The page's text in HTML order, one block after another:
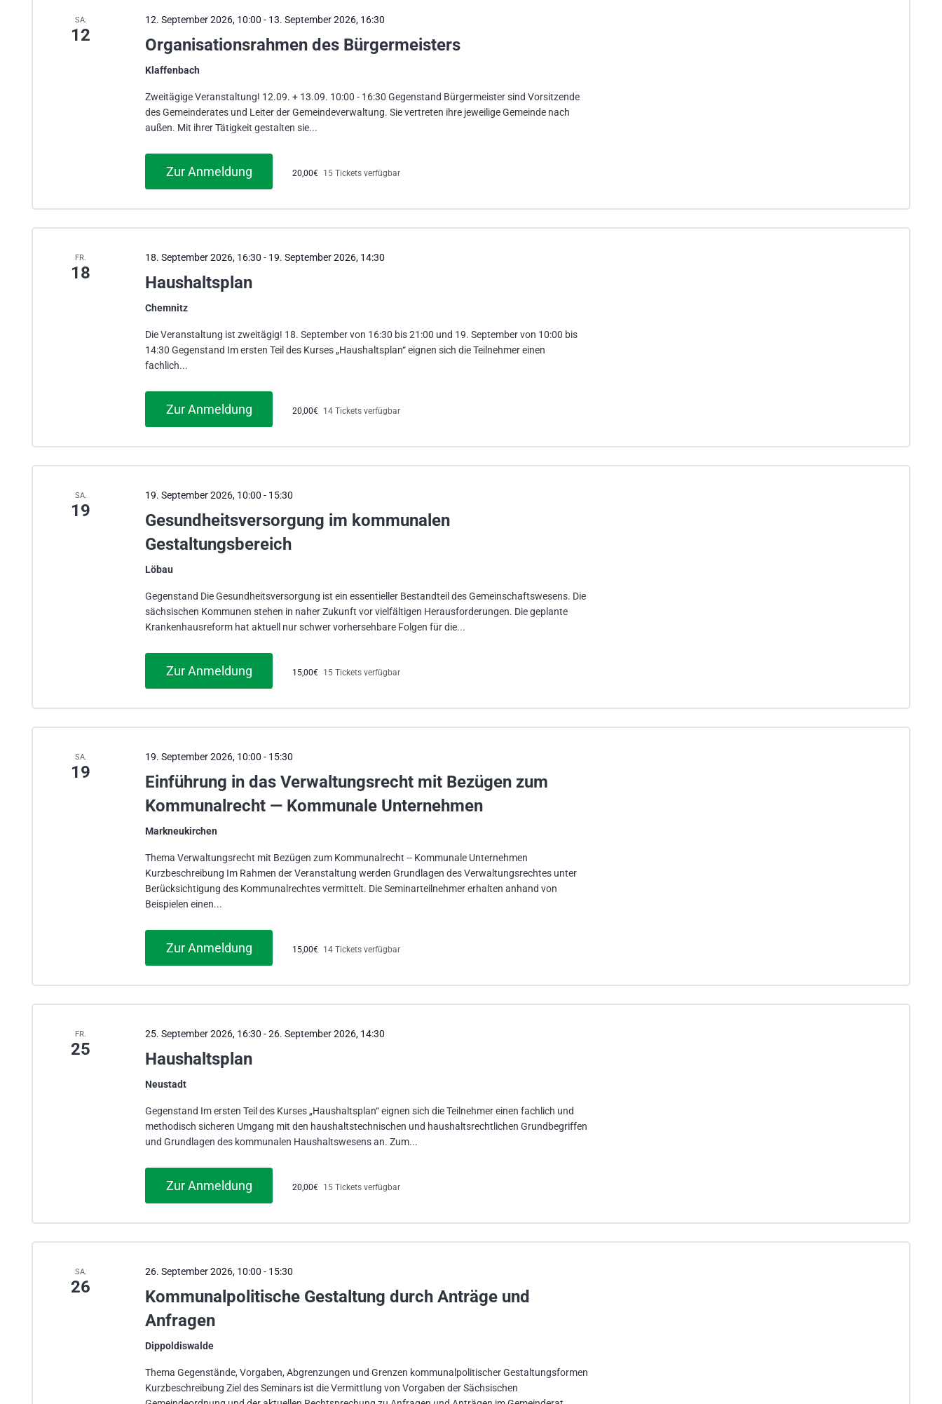
SA.
12
12. September 2026, 10:00 - 13. September 2026, 16:30
Organisationsrahmen des Bürgermeisters
Klaffenbach
Zweitägige Veranstaltung! 12.09. + 13.09. 10:00 - 16:30 Gegenstand Bürgermeister sind Vorsitzende
des Gemeinderates und Leiter der Gemeindeverwaltung. Sie vertreten ihre jeweilige Gemeinde nach
außen. Mit ihrer Tätigkeit gestalten sie...
Zur Anmeldung 20,00€ 15 Tickets verfügbar
FR.
18
18. September 2026, 16:30 - 19. September 2026, 14:30
Haushaltsplan
Chemnitz
Die Veranstaltung ist zweitägig! 18. September von 16:30 bis 21:00 und 19. September von 10:00 bis
14:30 Gegenstand Im ersten Teil des Kurses „Haushaltsplan“ eignen sich die Teilnehmer einen
fachlich...
Zur Anmeldung 20,00€ 14 Tickets verfügbar
SA.
19
19. September 2026, 10:00 - 15:30
Gesundheitsversorgung im kommunalen
Gestaltungsbereich
Löbau
Gegenstand Die Gesundheitsversorgung ist ein essentieller Bestandteil des Gemeinschaftswesens. Die
sächsischen Kommunen stehen in naher Zukunft vor vielfältigen Herausforderungen. Die geplante
Krankenhausreform hat aktuell nur schwer vorhersehbare Folgen für die...
Zur Anmeldung 15,00€ 15 Tickets verfügbar
SA.
19
19. September 2026, 10:00 - 15:30
Einführung in das Verwaltungsrecht mit Bezügen zum
Kommunalrecht — Kommunale Unternehmen
Markneukirchen
Thema Verwaltungsrecht mit Bezügen zum Kommunalrecht -- Kommunale Unternehmen
Kurzbeschreibung Im Rahmen der Veranstaltung werden Grundlagen des Verwaltungsrechtes unter
Berücksichtigung des Kommunalrechtes vermittelt. Die Seminarteilnehmer erhalten anhand von
Beispielen einen...
Zur Anmeldung 15,00€ 14 Tickets verfügbar
FR.
25
25. September 2026, 16:30 -26. September 2026, 14:30
Haushaltsplan
Neustadt
Gegenstand Im ersten Teil des Kurses „Haushaltsplan“ eignen sich die Teilnehmer einen fachlich und
methodisch sicheren Umgang mit den haushaltstechnischen und haushaltsrechtlichen Grundbegriffen
und Grundlagen des kommunalen Haushaltswesens an. Zum...
Zur Anmeldung 20,00€ 15 Tickets verfügbar
SA.
26
26. September 2026, 10:00 - 15:30
Kommunalpolitische Gestaltung durch Anträge und
Anfragen
Dippoldiswalde
Thema Gegenstände, Vorgaben, Abgrenzungen und Grenzen kommunalpolitischer Gestaltungsformen
Kurzbeschreibung Ziel des Seminars ist die Vermittlung von Vorgaben der Sächsischen